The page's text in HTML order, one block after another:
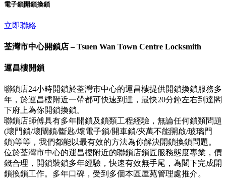
電子鎖開鎖換鎖
立即聯絡
荃灣市中心開鎖店 – Tsuen Wan Town Centre Locksmith
運昌樓開鎖
聯鎖店24小時開鎖於荃灣市中心的運昌樓提供開鎖換鎖服務多
年，於運昌樓附近一帶都可快速到達，最快20分鐘左右到達閣
下府上為你開鎖換鎖。
聯鎖店師傅具有多年開鎖及鎖類工程經驗，無論任何鎖類問題
(壞門鎖/壞閘鎖/斷匙/壞電子鎖/開車鎖/夾萬不能開啟/玻璃門
鎖)等等，我們都能以最有效的方法為你解決開鎖換鎖問題。
位於荃灣市中心的運昌樓附近的聯鎖店鎖匠服務態度專業，價
錢合理，開鎖裝鎖多年經驗，快速有效無手尾，為閣下完成開
鎖換鎖工作。多年口碑，受到多個本區屋苑管理處推介。